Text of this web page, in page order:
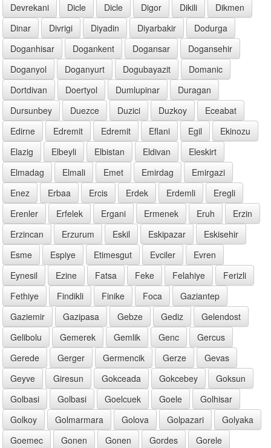
Devrekani Dicle Dicle Digor Dikili
Dikmen
Dinar
Divrigi Diyadin Diyarbakir
Dodurga
Doganhisar
Dogankent Dogansar
Dogansehir
Doganyol
Doganyurt Dogubayazit
Domanic
Dortdivan
Doertyol Dumlupinar
Duragan
Dursunbey
Duezce Duzici Duzkoy
Eceabat
Edirne
Edremit Edremit Eflani Egil
Ekinozu
Elazig
Elbeyli Elbistan Eldivan
Eleskirt
Elmadag
Elmali Emet Emirdag
Emirgazi
Enez
Erbaa Ercis Erdek Erdemli
Eregli
Erenler
Erfelek Ergani Ermenek Eruh
Erzin
Erzincan
Erzurum Eskil Eskipazar
Eskisehir
Esme
Espiye Etimesgut Evciler
Evren
Eynesil
Ezine Fatsa Feke Felahiye
Ferizli
Fethiye
Findikli Finike Foca
Gaziantep
Gaziemir
Gazipasa Gebze Gediz
Gelendost
Gelibolu
Gemerek Gemlik Genc
Gercus
Gerede
Gerger Germencik Gerze
Gevas
Geyve
Giresun Gokceada Gokcebey
Goksun
Golbasi
Golbasi Goelcuek Goele
Golhisar
Golkoy
Golmarmara Golova Golpazari
Golyaka
Goemec
Gonen Gonen Gordes
Gorele